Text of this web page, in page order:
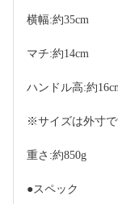
横幅:約35cm
マチ:約14cm
ハンドル高:約
※サイズは外寸で
重さ:約850g
●スペック